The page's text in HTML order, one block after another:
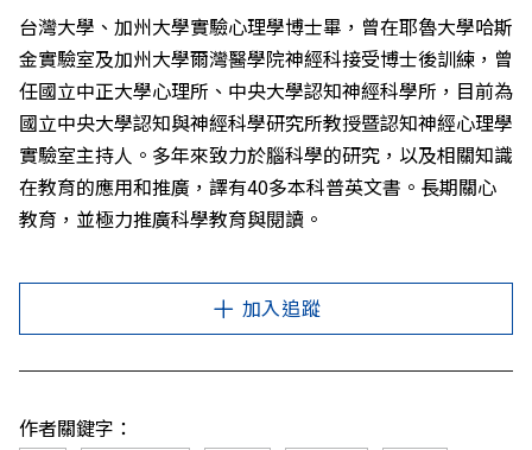
台灣大學、加州大學實驗心理學博士畢，曾在耶魯大學哈斯
金實驗室及加州大學爾灣醫學院神經科接受博士後訓練，曾
任國立中正大學心理所、中央大學認知神經科學所，目前為
國立中央大學認知與神經科學研究所教授暨認知神經心理學
實驗室主持人。多年來致力於腦科學的研究，以及相關知識
在教育的應用和推廣，譯有40多本科普英文書。長期關心
教育，並極力推廣科學教育與閱讀。
加入追蹤
作者關鍵字：